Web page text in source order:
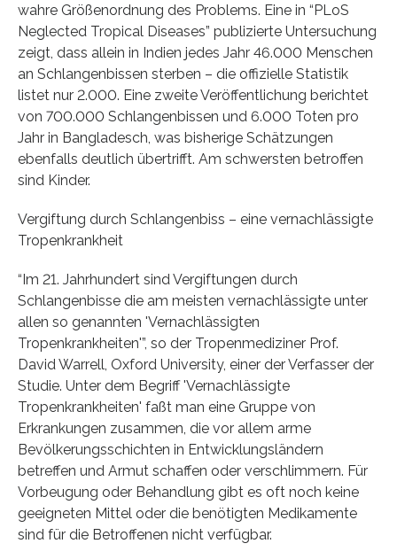
wahre Größenordnung des Problems. Eine in “PLoS
Neglected Tropical Diseases” publizierte Untersuchung
zeigt, dass allein in Indien jedes Jahr 46.000 Menschen
an Schlangenbissen sterben – die offizielle Statistik
listet nur 2.000. Eine zweite Veröffentlichung berichtet
von 700.000 Schlangenbissen und 6.000 Toten pro
Jahr in Bangladesch, was bisherige Schätzungen
ebenfalls deutlich übertrifft. Am schwersten betroffen
sind Kinder.
Vergiftung durch Schlangenbiss – eine vernachlässigte
Tropenkrankheit
“Im 21. Jahrhundert sind Vergiftungen durch
Schlangenbisse die am meisten vernachlässigte unter
allen so genannten 'Vernachlässigten
Tropenkrankheiten'”, so der Tropenmediziner Prof.
David Warrell, Oxford University, einer der Verfasser der
Studie. Unter dem Begriff 'Vernachlässigte
Tropenkrankheiten' faßt man eine Gruppe von
Erkrankungen zusammen, die vor allem arme
Bevölkerungsschichten in Entwicklungsländern
betreffen und Armut schaffen oder verschlimmern. Für
Vorbeugung oder Behandlung gibt es oft noch keine
geeigneten Mittel oder die benötigten Medikamente
sind für die Betroffenen nicht verfügbar.